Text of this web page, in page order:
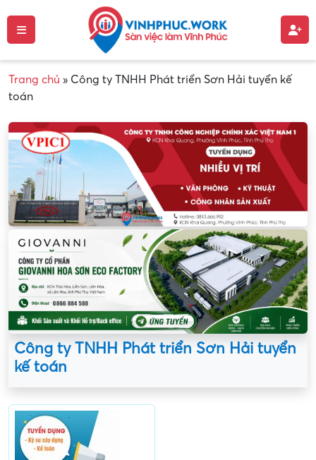
Trang chủ » Công ty TNHH Phát triển Sơn Hải tuyển kế
toán
Công ty TNHH Phát triển Sơn Hải tuyển
kế toán